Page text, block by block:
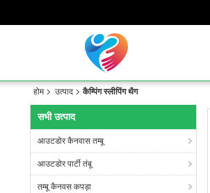
होम उत्पाद कैम्पिंग स्लीपिंग थैग
सभी उत्पाद
आउटडोर कैनवास तम्बू
आउटडोर पार्टी तंबू
तम्बू कैनवस कपड़ा